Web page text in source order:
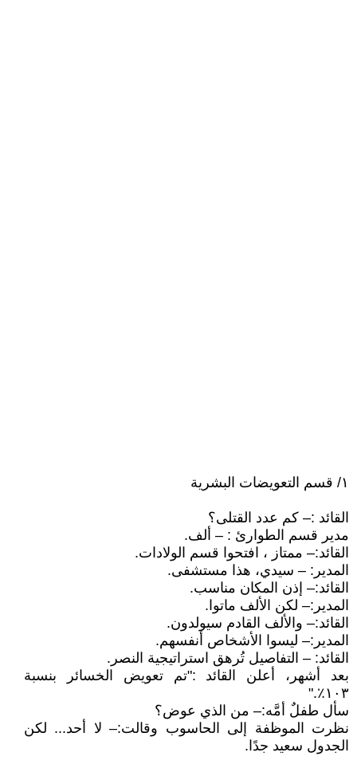
١/ قسم التعويضات البشرية
القائد :– كم عدد القتلى؟
مدير قسم الطوارئ : – ألف.
القائد:– ممتاز ، افتحوا قسم الولادات.
المدير: – سيدي، هذا مستشفى.
القائد:– إذن المكان مناسب.
المدير:– لكن الألف ماتوا.
القائد:– والألف القادم سيولدون.
المدير:– ليسوا الأشخاص أنفسهم.
القائد: – التفاصيل تُرهق استراتيجية النصر.
بعد أشهر، أعلن القائد :"تم تعويض الخسائر بنسبة
١٠٣٪."
سأل طفلٌ أمَّه:– من الذي عوض؟
نظرت الموظفة إلى الحاسوب وقالت:– لا أحد... لكن
الجدول سعيد جدًا.